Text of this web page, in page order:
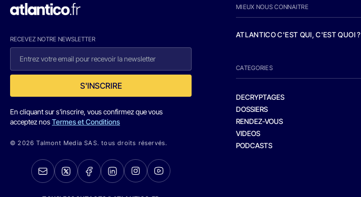
RECEVEZ NOTRE NEWSLETTER
S'INSCRIRE
En cliquant sur s'inscrire, vous confirmez que vous
acceptez nosTermes et Conditions
© 2026 Talmont Media SAS. tous droits réservés.
MIEUX NOUS CONNAITRE
ATLANTICO C'EST QUI, C'EST QUOI ?
CATEGORIES
DECRYPTAGES
DOSSIERS
RENDEZ-VOUS
VIDEOS
PODCASTS